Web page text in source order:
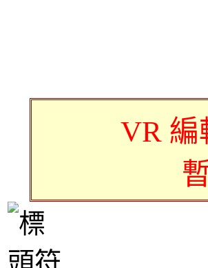
VR 編